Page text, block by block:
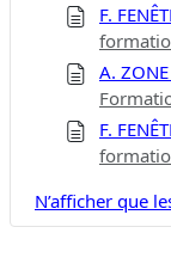
F.
A. ZONE
F.
N’afficher que